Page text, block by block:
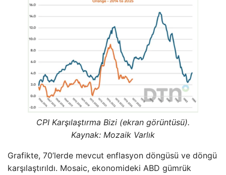
CPI Karşılaştırma Bizi (ekran görüntüsü).
Kaynak: Mozaik Varlık
Grafikte, 70’lerde mevcut enflasyon döngüsü ve döngü
karşılaştırıldı. Mosaic, ekonomideki ABD gümrük